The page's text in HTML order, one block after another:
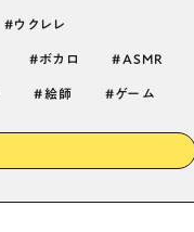
ウクレレ
ボカロ ASMR
絵師 ゲーム